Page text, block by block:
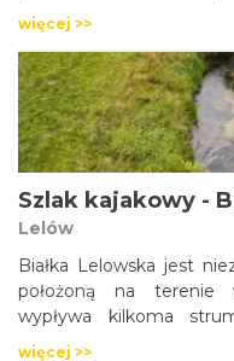
kongresowo-
teambuildingowych i
składający się ze
firmowych.
więcej >>
Szlak kajakowy -
Lelów
Białka Lelowska jest
położoną na terenie
wypływa kilkoma
uchodzi do Pilicy w
więcej >>